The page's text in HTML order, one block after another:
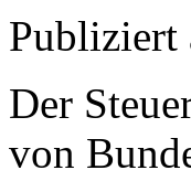
Publiziert
Der
von